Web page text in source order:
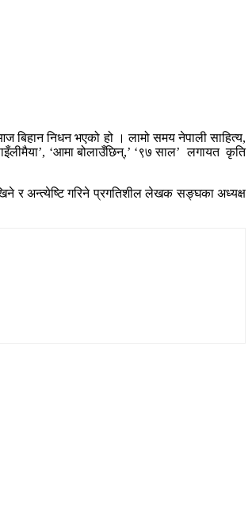
बिहान निधन भएको हो । लामो समय नेपाली साहित्य,
‘आमा बोलाउँछिन्,’ ‘९७ साल’ लगायत कृति
र अन्त्येष्टि गरिने प्रगतिशील लेखक सङ्घका अध्यक्ष